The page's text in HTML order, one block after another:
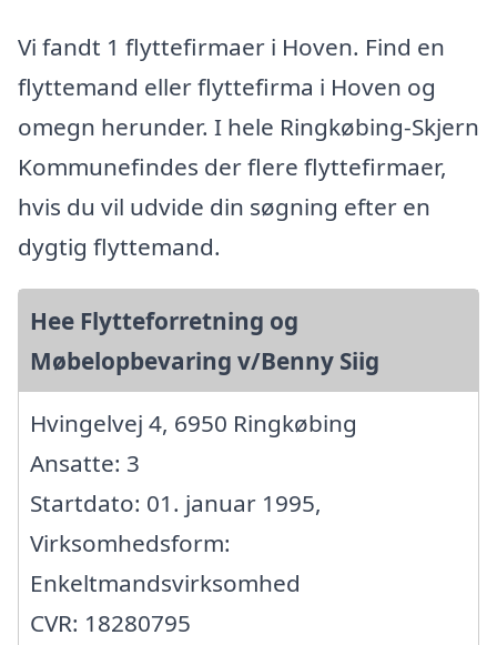
Vi fandt 1 flyttefirmaer i Hoven. Find en
flyttemand eller flyttefirma i Hoven og
omegn herunder. I hele Ringkøbing-Skjern
Kommunefindes der flere flyttefirmaer,
hvis du vil udvide din søgning efter en
dygtig flyttemand.
Hee Flytteforretning og
Møbelopbevaring v/Benny Siig
Hvingelvej 4, 6950 Ringkøbing
Ansatte: 3
Startdato: 01. januar 1995,
Virksomhedsform:
Enkeltmandsvirksomhed
CVR: 18280795